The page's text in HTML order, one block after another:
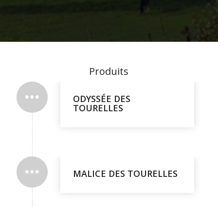
Produits
ODYSSÉE DES
TOURELLES
MALICE DES TOURELLES